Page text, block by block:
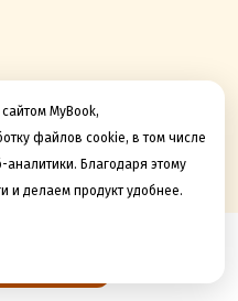
MyBook,
файлов cookie, в том числе
Благодаря этому
и делаем продукт удобнее.
и Литрес